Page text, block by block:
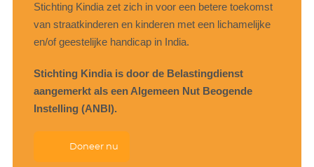
Stichting Kindia zet zich in voor een betere toekomst
van straatkinderen en kinderen met een lichamelijke
en/of geestelijke handicap in India.
Stichting Kindia is door de Belastingdienst
aangemerkt als een Algemeen Nut Beogende
Instelling (ANBI).
Doneer nu